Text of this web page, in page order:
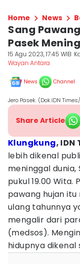
Home News
Sang
Pasek
15 Agu 2023, 17:45 WIB
Wayan Antara
News Channel
Jero Pasek. (Dok.IDN
Share Article
Klungkung, IDN
lebih dikenal
meninggal
pukul 19.00
pawang hujan
ulang tahunnya
mengalir dari
(medsos).
hidupnya dikenal